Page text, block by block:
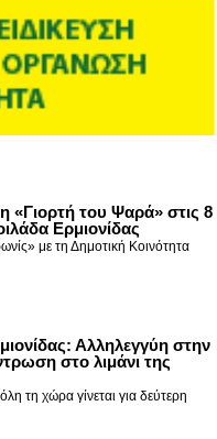
«Γιορτή του Ψαρά» στις 8
Ερμιονίδας
με τη Δημοτική Κοινότητα
Αλληλεγγύη στην
στο λιμάνι της
τη χώρα γίνεται για δεύτερη